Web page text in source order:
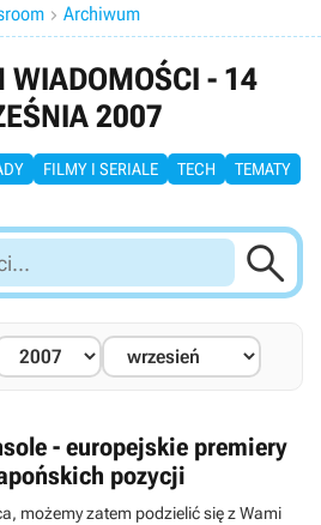
 Archiwum
WIADOMOŚCI - 14
2007
FILMY I SERIALE TECH TEMATY

- europejskie premiery
pozycji
możemy zatem podzielić się z Wami